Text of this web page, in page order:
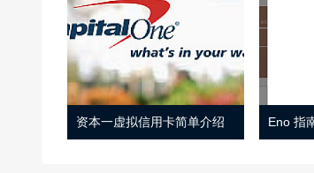
资本一虚拟信用卡简单介绍